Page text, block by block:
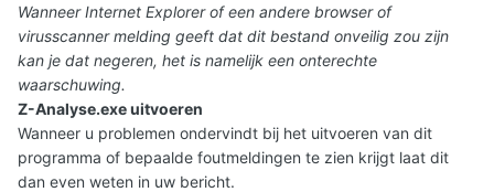
Wanneer Internet Explorer of een andere browser of
virusscanner melding geeft dat dit bestand onveilig zou zijn
kan je dat negeren, het is namelijk een onterechte
waarschuwing.
Z-Analyse.exe uitvoeren
Wanneer u problemen ondervindt bij het uitvoeren van dit
programma of bepaalde foutmeldingen te zien krijgt laat dit
dan even weten in uw bericht.